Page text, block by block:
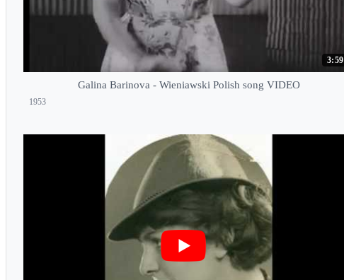
3:59
Galina Barinova - Wieniawski Polish song VIDEO
1953